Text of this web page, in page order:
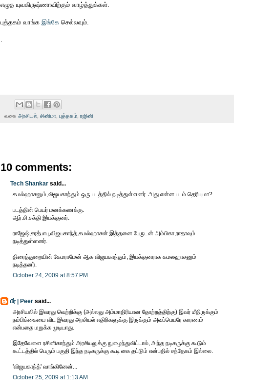
எழுத யுவகிருஷ்ணாவிற்கும் வாழ்த்துக்கள்.
புத்தகம் வாங்க இங்கே செல்லவும்.
வகை அரசியல் சினிமா புத்தகம் ரஜினி
10 comments:
Tech Shankar said...
கமல்ஹாசனும்,விஜயகாந்தும் ஒரு படத்தில் நடித்துள்ளனர். அது என்ன படம் தெரியுமா?
படத்தின் பெயர் மனக்கணக்கு.
ஆர்.சி.சக்தி இயக்குனர்.
ராஜேஷ்,சரத்பாபு,விஜயகாந்த்,கமல்ஹாசன் இத்தனை பேருடன் அம்பிகா,ராதாவும்
நடித்துள்ளனர்.
திரைத்துறையின் கேமராமேன் ஆக விஜயகாந்தும், இயக்குனராக கமலஹாசனும்
நடித்தனர்.
October 24, 2009 at 8:57 PM
பீர் | Peer said...
அரசியலில் இவரது வெற்றிக்கு (அல்லது அம்மாதிரியான தோற்றத்திற்கு) இவர் மீதிருக்கும்
நம்பிக்கையை விட இவரது அரசியல் எதிரிகளுக்கு இருக்கும் அவப்பெயரே காரணம்
என்பதை மறுக்க முடியாது.
இதேவேளை ரசினிகாந்தும் அரசியலுக்கு நுழைந்துவிட்டால், அந்த நடிகருக்கு கூடும்
கூட்டத்தில் பெரும் பகுதி இந்த நடிகருக்கு கூடி கை தட்டும் என்பதில் சந்தேகம் இல்லை.
'விஜயகாந்த்' வாங்கினேன்...
October 25, 2009 at 1:13 AM